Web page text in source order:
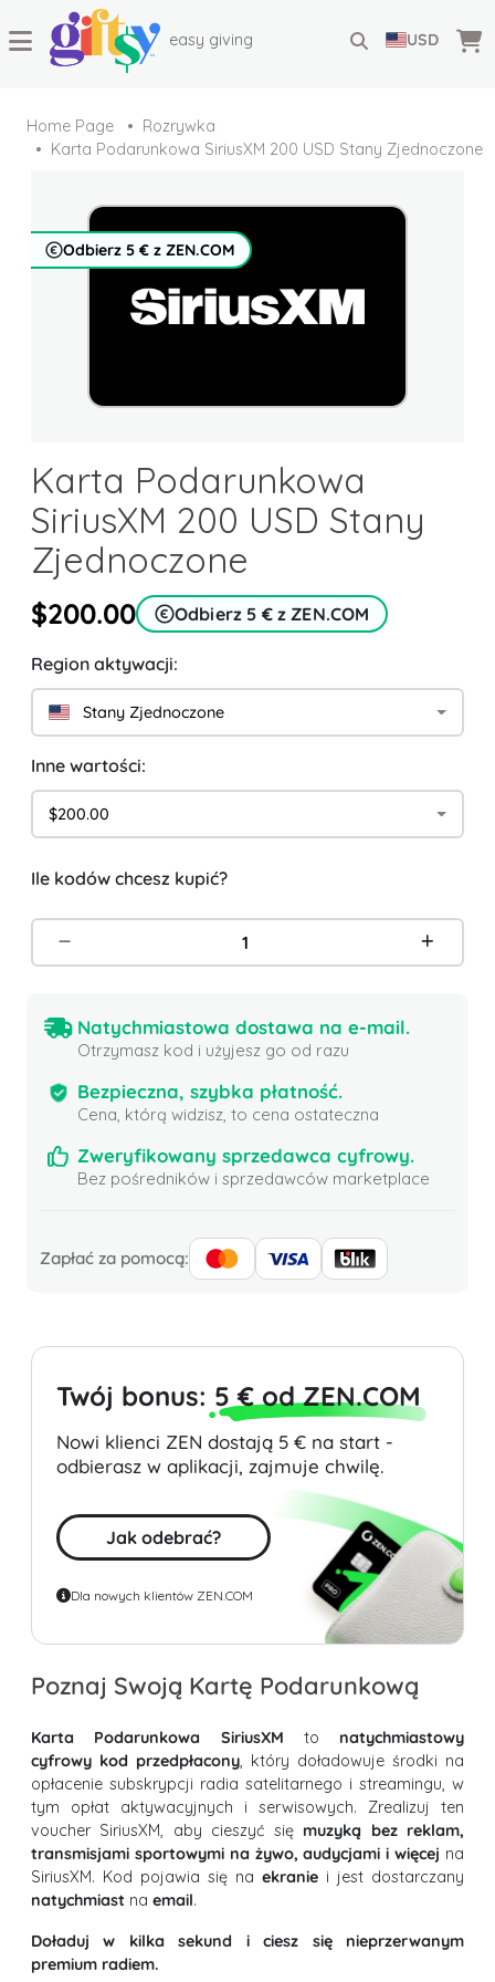
easy giving USD
Home Page
Rozrywka
Karta Podarunkowa SiriusXM 200 USD Stany Zjednoczone
Odbierz 5 € z ZEN.COM
Karta Podarunkowa
SiriusXM 200 USD Stany
Zjednoczone
$200.00 Odbierz 5 € z ZEN.COM
Region aktywacji:
Stany Zjednoczone
Inne wartości:
$200.00
Ile kodów chcesz kupić?
Natychmiastowa dostawa na e-mail.
Otrzymasz kod i użyjesz go od razu
Bezpieczna, szybka płatność.
Cena, którą widzisz, to cena ostateczna
Zweryfikowany sprzedawca cyfrowy.
Bez pośredników i sprzedawców marketplace
Zapłać za pomocą:
Twój bonus: 5 € od ZEN.COM
Nowi klienci ZEN dostają 5 € na start -
odbierasz w aplikacji, zajmuje chwilę.
Jak odebrać?
Dla nowych klientów ZEN.COM
Poznaj Swoją Kartę Podarunkową
Karta Podarunkowa SiriusXM to natychmiastowy
cyfrowy kod przedpłacony, który doładowuje środki na
opłacenie subskrypcji radia satelitarnego i streamingu, w
tym opłat aktywacyjnych i serwisowych. Zrealizuj ten
voucher SiriusXM, aby cieszyć się muzyką bez reklam,
transmisjami sportowymi na żywo, audycjami i więcej na
SiriusXM. Kod pojawia się na ekranie i jest dostarczany
natychmiast na email.
Doładuj w kilka sekund i ciesz się nieprzerwanym
premium radiem.